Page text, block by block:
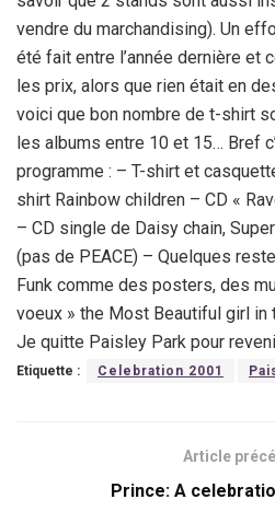
vendre du marchandising). Un
été fait entre l’année dernière et
les prix, alors que rien était en
voici que bon nombre de t-shirt
les albums entre 10 et 15… Bref
programme : – T-shirt et
shirt Rainbow children – CD «
– CD single de Daisy chain,
(pas de PEACE) – Quelques
Funk comme des posters, des
voeux » the Most Beautiful girl in
Je quitte Paisley Park pour
Etiquette : Celebration 2001
Article
Prince: A